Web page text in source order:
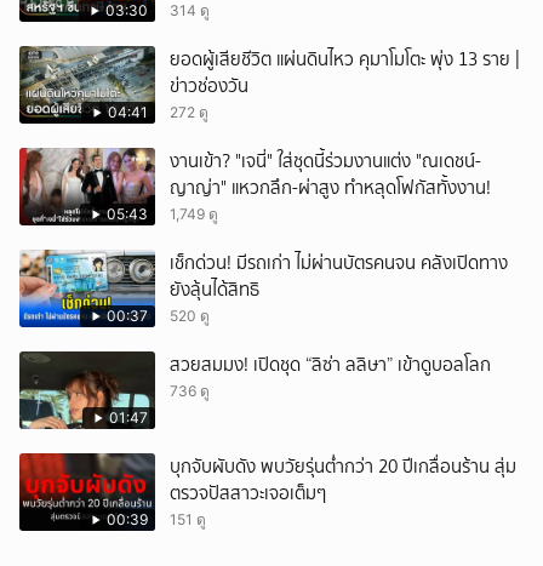
03:30 314 ดู
04:41
ยอดผู้เสียชีวิต แผ่นดินไหว คุมาโมโตะ พุ่ง 13 ราย |
ข่าวช่องวัน
272 ดู
05:43
งานเข้า? "เจนี่" ใส่ชุดนี้ร่วมงานแต่ง "ณเดชน์-
ญาญ่า" แหวกลึก-ผ่าสูง ทำหลุดโฟกัสทั้งงาน!
1,749 ดู
00:37
เช็กด่วน! มีรถเก่า ไม่ผ่านบัตรคนจน คลังเปิดทาง
ยังลุ้นได้สิทธิ
520 ดู
01:47
สวยสมมง! เปิดชุด “ลิซ่า ลลิษา” เข้าดูบอลโลก
736 ดู
00:39
บุกจับผับดัง พบวัยรุ่นต่ำกว่า 20 ปีเกลื่อนร้าน สุ่ม
ตรวจปัสสาวะเจอเต็มๆ
151 ดู